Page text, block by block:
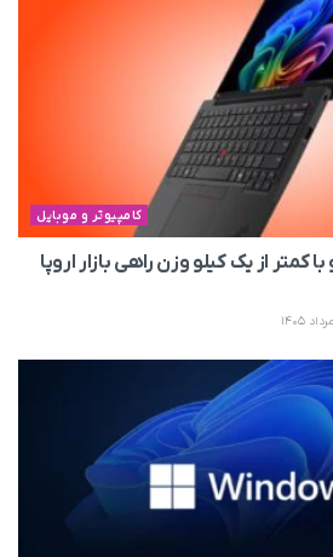
کامپیوتر و موبایل
کمتر از یک کیلو وزن راهی بازار اروپا